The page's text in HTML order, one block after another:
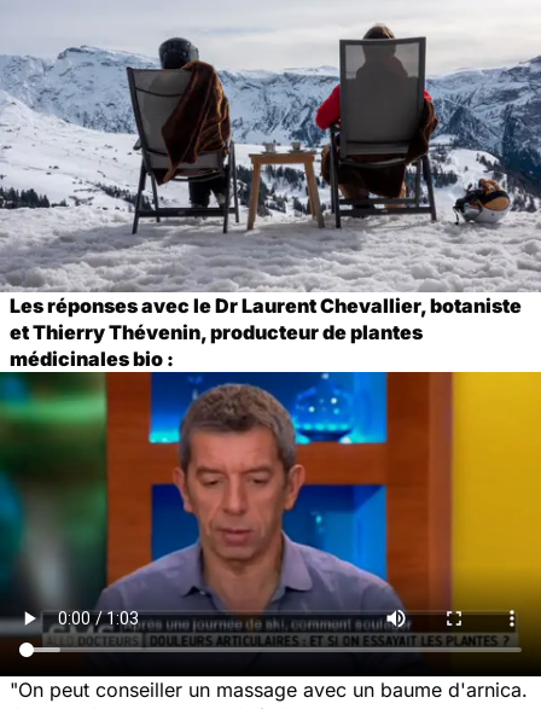
Les réponses avec le Dr Laurent Chevallier, botaniste
et Thierry Thévenin, producteur de plantes
médicinales bio :
"On peut conseiller un massage avec un baume d'arnica.